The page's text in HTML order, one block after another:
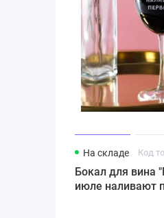
На складе Код
Бокал для
июле наливают